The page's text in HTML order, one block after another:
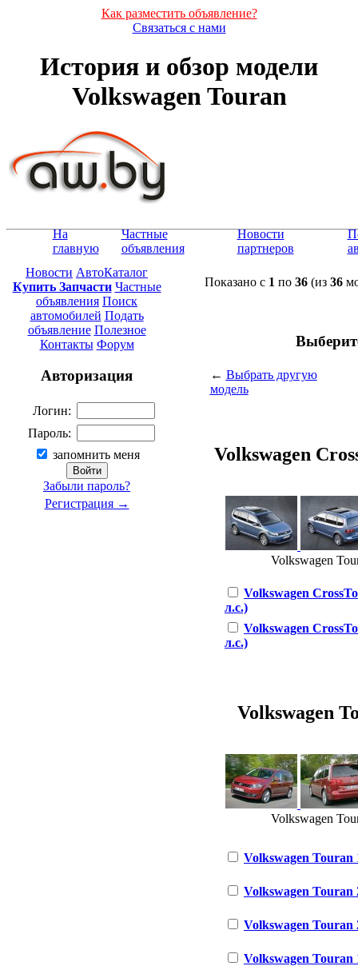
Как разместить объявление?
Связаться с нами
История и обзор модели
Volkswagen Touran
На
главную
Частные
объявления
Новости
партнеров
Новости АвтоКаталог
Купить Запчасти Частные
объявления Поиск
автомобилей Подать
объявление Полезное
Контакты Форум
Авторизация
Логин:
Пароль:
запомнить меня
Забыли пароль?
Регистрация →
Показано с 1 по 36(из 36
← Выбрать другую
модель
Volkswagen
Volkswagen
Volkswagen
л.с.)
Volkswagen
л.с.)
Volkswagen
Volkswagen
Volkswagen Touran
Volkswagen Touran
Volkswagen
Volkswagen